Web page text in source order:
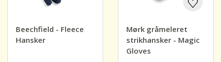
Beechfield - Fleece
Hansker
Mørk gråmeleret
strikhansker - Magic
Gloves